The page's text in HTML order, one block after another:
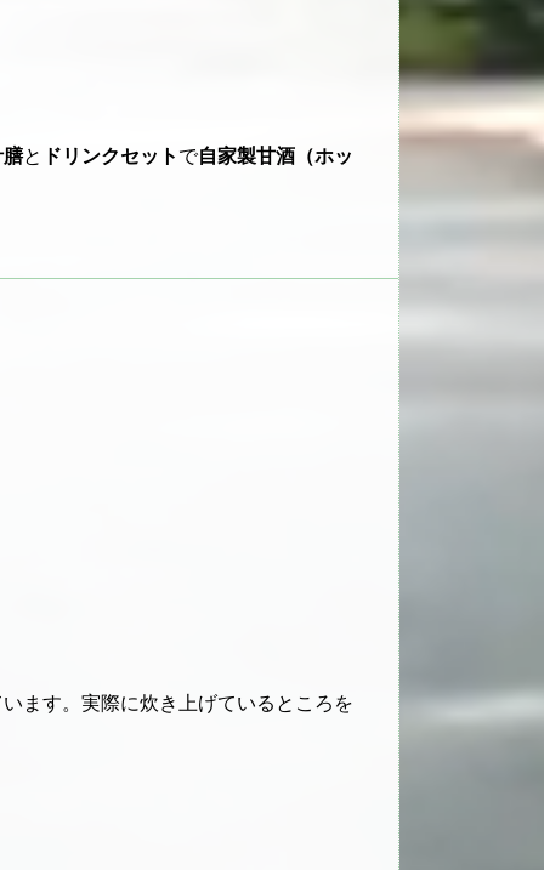
膳と ドリンクセット で自家製甘酒（ホッ
ます。実際に炊き上げているところを